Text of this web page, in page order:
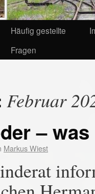
Häufig gestellte
Fragen
Februar
–
Markus Wiest